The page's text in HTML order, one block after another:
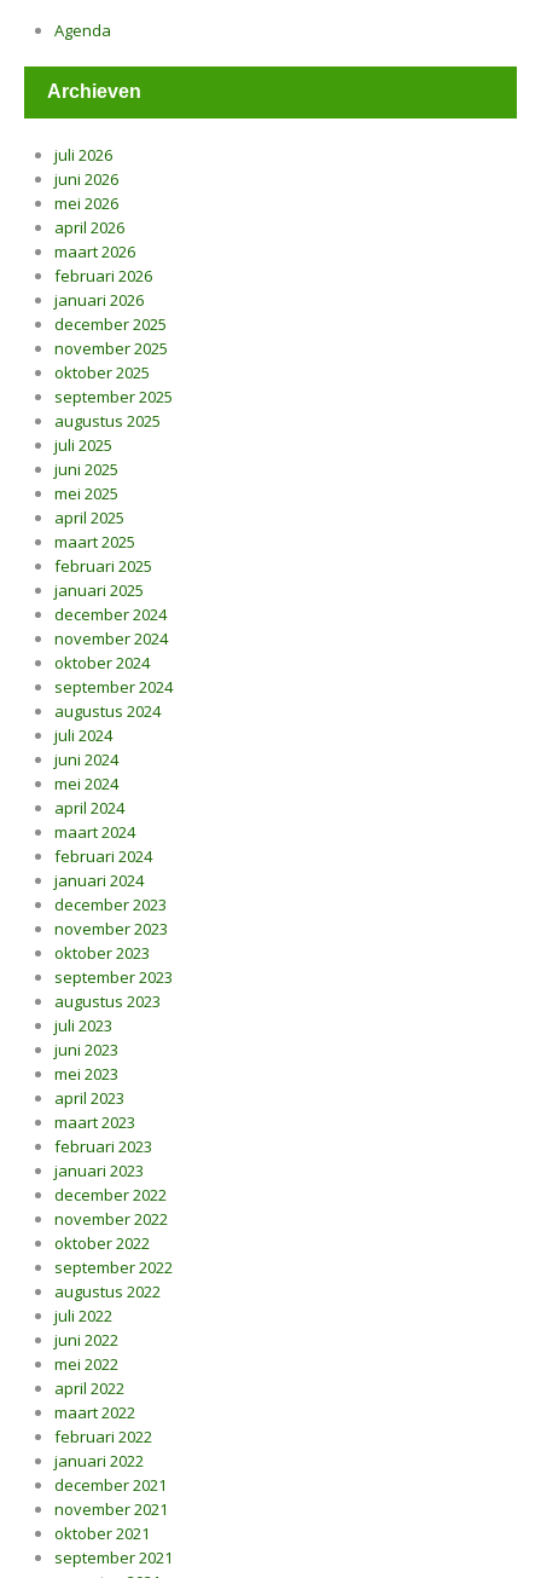
Agenda
Archieven
juli 2026
juni 2026
mei 2026
april 2026
maart 2026
februari 2026
januari 2026
december 2025
november 2025
oktober 2025
september 2025
augustus 2025
juli 2025
juni 2025
mei 2025
april 2025
maart 2025
februari 2025
januari 2025
december 2024
november 2024
oktober 2024
september 2024
augustus 2024
juli 2024
juni 2024
mei 2024
april 2024
maart 2024
februari 2024
januari 2024
december 2023
november 2023
oktober 2023
september 2023
augustus 2023
juli 2023
juni 2023
mei 2023
april 2023
maart 2023
februari 2023
januari 2023
december 2022
november 2022
oktober 2022
september 2022
augustus 2022
juli 2022
juni 2022
mei 2022
april 2022
maart 2022
februari 2022
januari 2022
december 2021
november 2021
oktober 2021
september 2021